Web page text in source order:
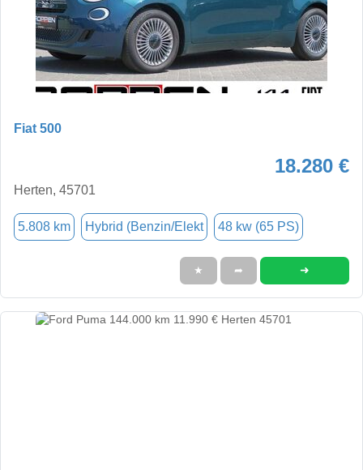
Fiat 500
18.280 €
Herten, 45701
5.808 km Hybrid (Benzin/Elekt 48 kw (65 PS)
★ ➦ ➜